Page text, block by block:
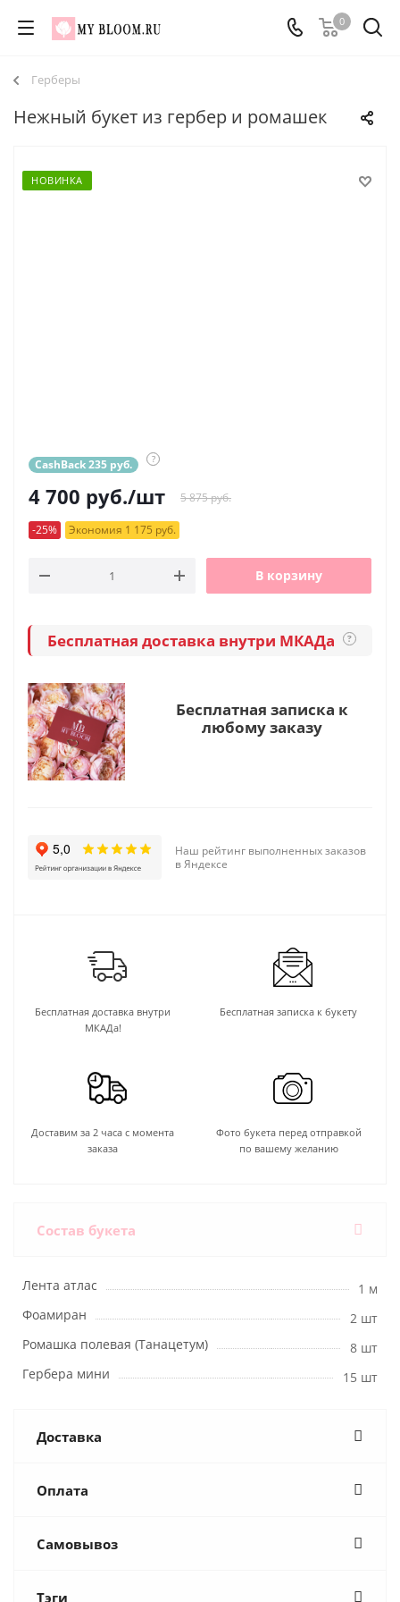
0
Герберы
Нежный букет из гербер и ромашек
НОВИНКА
CashBack 235 руб. ?
4 700 руб./шт 5 875 руб.
-25% Экономия 1 175 руб.
В корзину
Бесплатная доставка внутри МКАДа ?
Бесплатная записка к
любому заказу
Наш рейтинг выполненных заказов
в Яндексе
Бесплатная доставка внутри
МКАДа!
Бесплатная записка к букету
Доставим за 2 часа с момента
заказа
Фото букета перед отправкой
по вашему желанию
Состав букета
Лента атлас
1 м
Фоамиран
2 шт
Ромашка полевая (Танацетум)
8 шт
Гербера мини
15 шт
Доставка
Оплата
Самовывоз
Тэги